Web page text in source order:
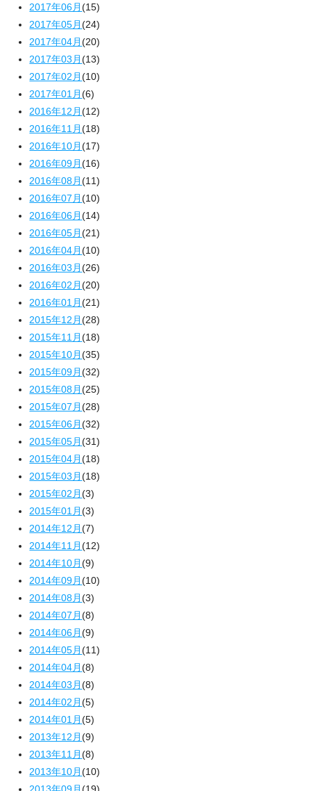
2017年06月(15)
2017年05月(24)
2017年04月(20)
2017年03月(13)
2017年02月(10)
2017年01月(6)
2016年12月(12)
2016年11月(18)
2016年10月(17)
2016年09月(16)
2016年08月(11)
2016年07月(10)
2016年06月(14)
2016年05月(21)
2016年04月(10)
2016年03月(26)
2016年02月(20)
2016年01月(21)
2015年12月(28)
2015年11月(18)
2015年10月(35)
2015年09月(32)
2015年08月(25)
2015年07月(28)
2015年06月(32)
2015年05月(31)
2015年04月(18)
2015年03月(18)
2015年02月(3)
2015年01月(3)
2014年12月(7)
2014年11月(12)
2014年10月(9)
2014年09月(10)
2014年08月(3)
2014年07月(8)
2014年06月(9)
2014年05月(11)
2014年04月(8)
2014年03月(8)
2014年02月(5)
2014年01月(5)
2013年12月(9)
2013年11月(8)
2013年10月(10)